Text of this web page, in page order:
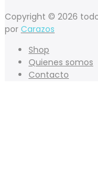
Copyright © 2026
por Carazos
Shop
Quienes somos
Contacto